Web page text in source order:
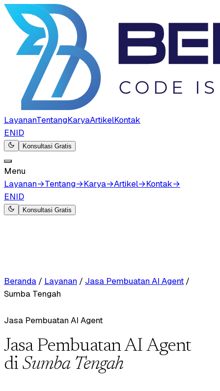
LayananTentangKaryaArtikelKontak
ENID
Konsultasi Gratis
Menu
Layanan→Tentang→Karya→Artikel→Kontak→
ENID
Konsultasi Gratis
Beranda / Layanan / Jasa Pembuatan AI Agent /
Sumba Tengah
Jasa Pembuatan AI Agent
Jasa Pembuatan AI Agent
di Sumba Tengah